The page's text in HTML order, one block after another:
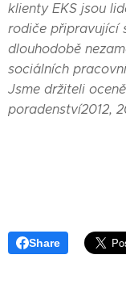
klienty EKS jsou
rodiče připravující
dlouhodobě
sociálních
Jsme držiteli
poradenství2012,
Share